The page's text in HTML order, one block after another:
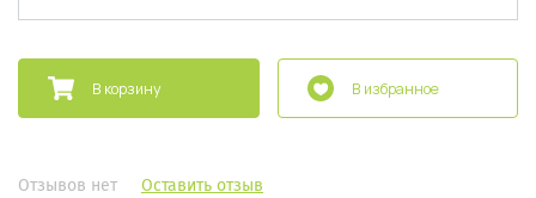
В корзину В избранное
Отзывов нет Оставить отзыв